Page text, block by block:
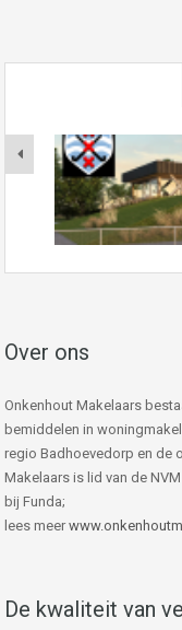
Over ons
Onkenhout Makelaars
bemiddelen in
regio Badhoevedorp en de
Makelaars is lid van de
bij Funda;
lees meer
De kwaliteit van